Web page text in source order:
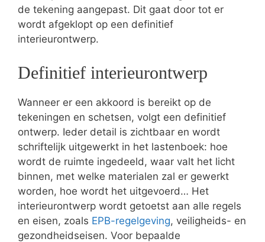
de tekening aangepast. Dit gaat door tot er
wordt afgeklopt op een definitief
interieurontwerp.
Definitief interieurontwerp
Wanneer er een akkoord is bereikt op de
tekeningen en schetsen, volgt een definitief
ontwerp. Ieder detail is zichtbaar en wordt
schriftelijk uitgewerkt in het lastenboek: hoe
wordt de ruimte ingedeeld, waar valt het licht
binnen, met welke materialen zal er gewerkt
worden, hoe wordt het uitgevoerd… Het
interieurontwerp wordt getoetst aan alle regels
en eisen, zoals EPB-regelgeving, veiligheids- en
gezondheidseisen. Voor bepaalde